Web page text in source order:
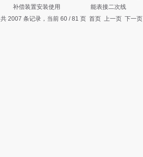
补偿装置安装使用
能表接二次线
共 2007 条记录，当前 60 / 81 页 首页 上一页 下一页